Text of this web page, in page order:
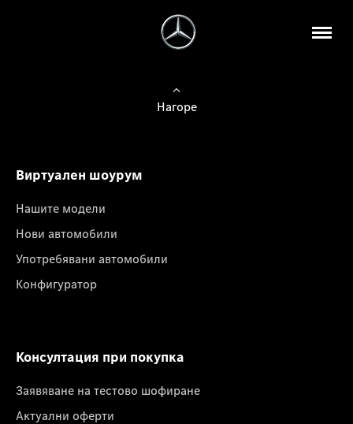
Нагоре
Виртуален шоурум
Нашите модели
Нови автомобили
Употребявани автомобили
Конфигуратор
Консултация при покупка
Заявяване на тестово шофиране
Актуални оферти